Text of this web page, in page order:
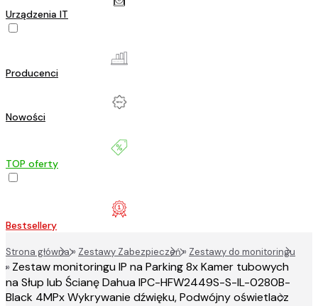
Urządzenia IT
Producenci
Nowości
TOP oferty
Bestsellery
Strona główna» Zestawy Zabezpieczeń» Zestawy do monitoringu
» Zestaw monitoringu IP na Parking 8x Kamer tubowych
na Słup lub Ścianę Dahua IPC-HFW2449S-S-IL-0280B-
Black 4MPx Wykrywanie dźwięku, Podwójny oświetlacz